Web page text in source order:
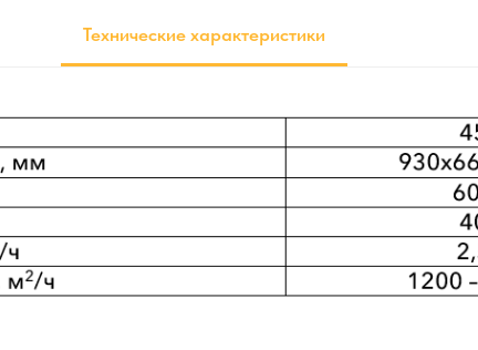
Технические характеристики